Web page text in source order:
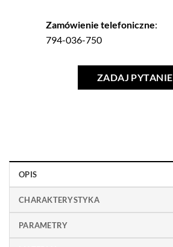
Zamówienie telefoniczne:
794-036-750
ZADAJ PYTANIE
OPIS
CHARAKTERYSTYKA
PARAMETRY